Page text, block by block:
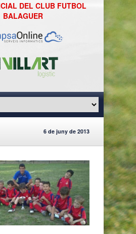
DEL CLUB FUTBOL
BALAGUER
6 de juny de 2013